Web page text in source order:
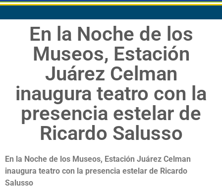
En la Noche de los
Museos, Estación
Juárez Celman
inaugura teatro con la
presencia estelar de
Ricardo Salusso
En la Noche de los Museos, Estación Juárez Celman
inaugura teatro con la presencia estelar de Ricardo
Salusso